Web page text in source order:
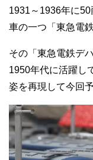
1931～1936年に
車の一つ「東急電
その「東急電鉄デ
1950年代に活躍し
姿を再現して今回